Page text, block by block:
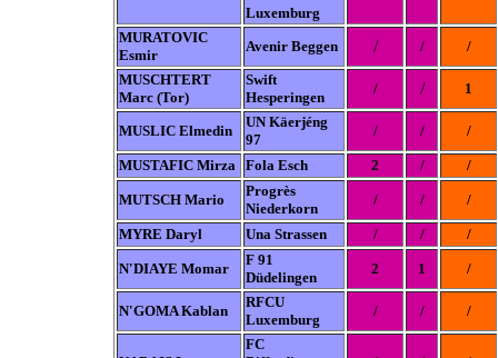
Luxemburg
MURATOVIC
Esmir
Avenir Beggen / /
/
MUSCHTERT
Marc (Tor)
Swift
Hesperingen
/ / 1
MUSLIC Elmedin
UN Käerjéng
97
/ / /
MUSTAFIC Mirza Fola Esch 2 / /
MUTSCH Mario
Progrès
Niederkorn
/ / /
MYRE Daryl Una Strassen / / /
N'DIAYE Momar
F 91
Düdelingen
2 1 /
N'GOMA Kablan
RFCU
Luxemburg
/ / /
FC